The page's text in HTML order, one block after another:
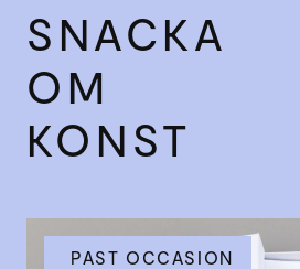
SNACKA
OM
KONST
PAST OCCASION